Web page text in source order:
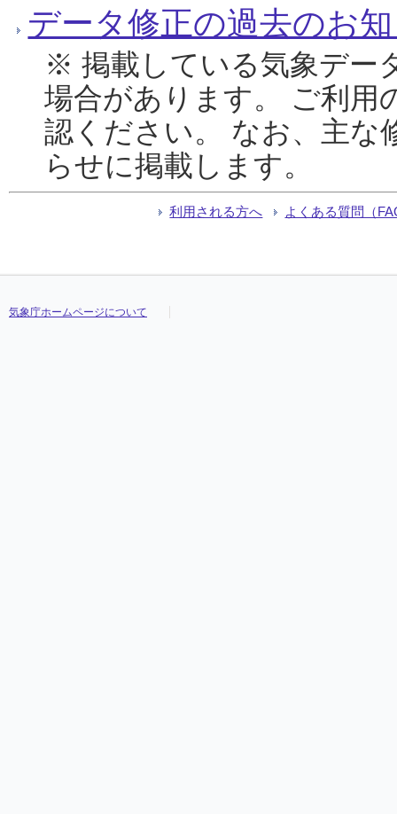
データ修正の過去のお
※ 掲載している気象デー
場合があります。 ご利用
認ください。 なお、主な
らせに掲載します。
利用される方へ よくある質問（
気象庁ホームページについて